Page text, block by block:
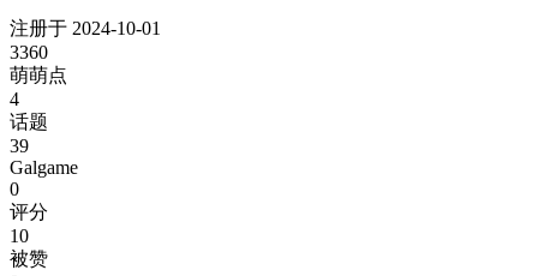
注册于 2024-10-01
3360
萌萌点
4
话题
39
Galgame
0
评分
10
被赞